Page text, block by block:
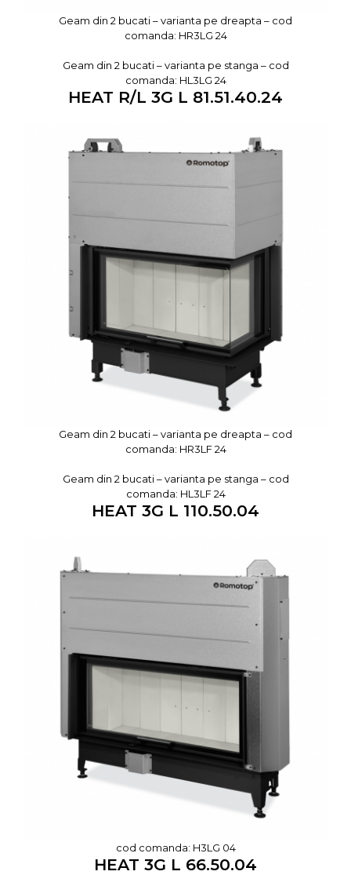
Geam din 2 bucati – varianta pe dreapta – cod
comanda: HR3LG 24
Geam din 2 bucati – varianta pe stanga – cod
comanda: HL3LG 24
HEAT R/L 3G L 81.51.40.24
Geam din 2 bucati – varianta pe dreapta – cod
comanda: HR3LF 24
Geam din 2 bucati – varianta pe stanga – cod
comanda: HL3LF 24
HEAT 3G L 110.50.04
cod comanda: H3LG 04
HEAT 3G L 66.50.04